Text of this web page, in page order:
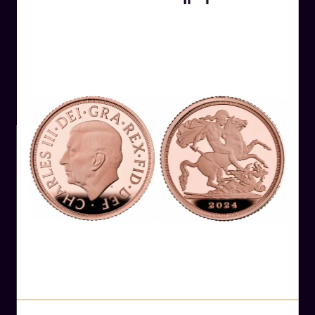
Η Βικτώρια Αλεξανδρίνα Μαρία Λουίζα ήταν η
βασίλισσα του Ηνωμένου Βασιλείου και της
Ιρλανδίας από το 1837 μέχρι το 1901. Γεννήθηκε
στις 24 Μαΐου 1819 και έγινε βασίλισσα σε
ηλικία 18 ετών.
Η βασίλισσα Βικτώρια κατάφερε να διατηρήσει
βρετανικές αποικίες αυξήθηκαν σημαντικά και